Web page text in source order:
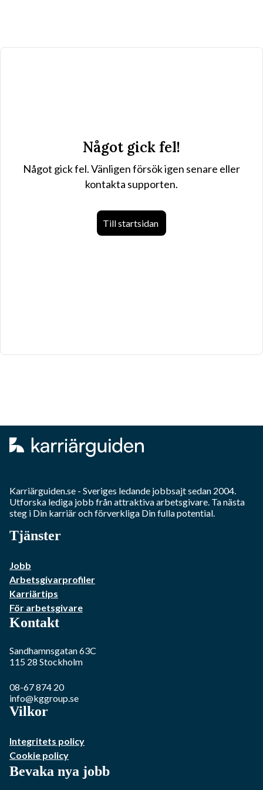
Något gick fel!
Något gick fel. Vänligen försök igen senare eller
kontakta supporten.
Till startsidan
Karriärguiden.se - Sveriges ledande jobbsajt sedan 2004.
Utforska lediga jobb från attraktiva arbetsgivare. Ta nästa
steg i Din karriär och förverkliga Din fulla potential.
Tjänster
Jobb
Arbetsgivarprofiler
Karriärtips
För arbetsgivare
Kontakt
Sandhamnsgatan 63C
115 28 Stockholm
08-67 874 20
info@kggroup.se
Vilkor
Integritets policy
Cookie policy
Bevaka nya jobb